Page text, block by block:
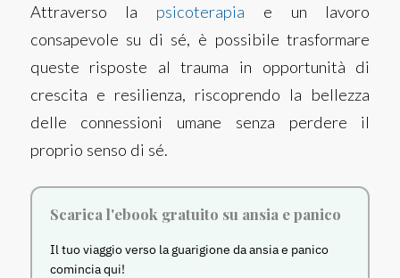
Attraverso la psicoterapia e un lavoro
consapevole su di sé, è possibile trasformare
queste risposte al trauma in opportunità di
crescita e resilienza, riscoprendo la bellezza
delle connessioni umane senza perdere il
proprio senso di sé.
Scarica l'ebook gratuito su ansia e panico
Il tuo viaggio verso la guarigione da ansia e panico
comincia qui!